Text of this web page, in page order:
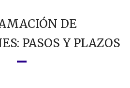
DE
PASOS Y PLAZOS